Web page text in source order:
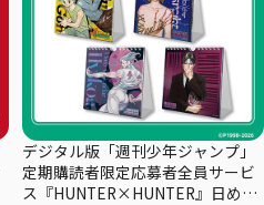
デジタル版「週刊少年ジャンプ」
定期購読者限定応募者全員サービ
ス『HUNTER×HUNTER』日めく